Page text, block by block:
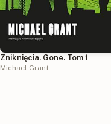
Zniknięcia. Gone. Tom 1
Michael Grant